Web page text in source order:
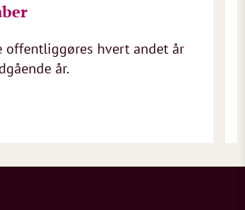
offentliggøres hvert andet år
år.